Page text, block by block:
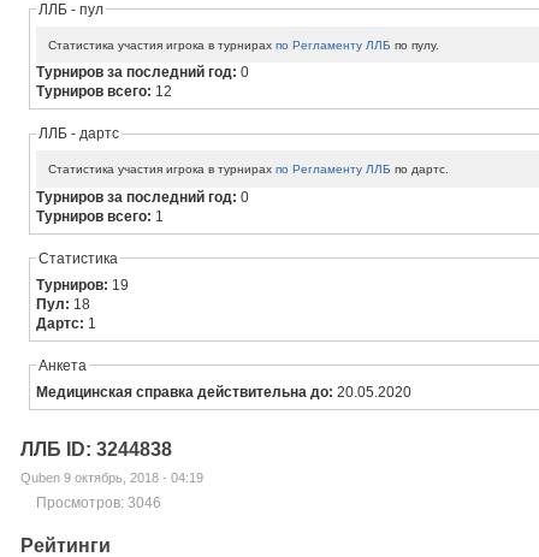
ЛЛБ - пул
Статистика участия игрока в турнирахпо Регламенту ЛЛБ по пулу.
Турниров за последний год:0
Турниров всего: 12
ЛЛБ - дартс
Статистика участия игрока в турнирахпо Регламенту ЛЛБ по дартс.
Турниров за последний год:0
Турниров всего: 1
Статистика
Турниров: 19
Пул: 18
Дартс: 1
Анкета
Медицинская справка действительна до:20.05.2020
ЛЛБ ID: 3244838
Quben 9 октябрь, 2018 - 04:19
Просмотров: 3046
Рейтинги